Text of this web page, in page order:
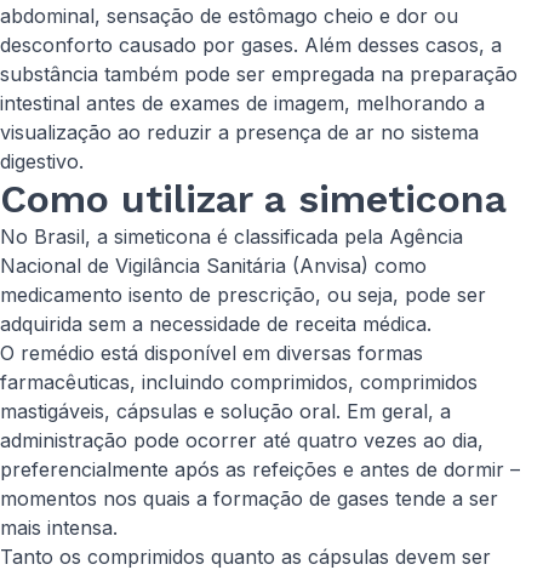
abdominal, sensação de estômago cheio e dor ou
desconforto causado por gases. Além desses casos, a
substância também pode ser empregada na preparação
intestinal antes de exames de imagem, melhorando a
visualização ao reduzir a presença de ar no sistema
digestivo.
Como utilizar a simeticona
No Brasil, a simeticona é classificada pela Agência
Nacional de Vigilância Sanitária (Anvisa) como
medicamento isento de prescrição, ou seja, pode ser
adquirida sem a necessidade de receita médica.
O remédio está disponível em diversas formas
farmacêuticas, incluindo comprimidos, comprimidos
mastigáveis, cápsulas e solução oral. Em geral, a
administração pode ocorrer até quatro vezes ao dia,
preferencialmente após as refeições e antes de dormir –
momentos nos quais a formação de gases tende a ser
mais intensa.
Tanto os comprimidos quanto as cápsulas devem ser